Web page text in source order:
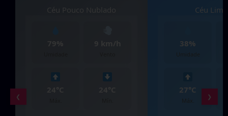
❮
Céu Pouco Nublado
79%
Céu
38%
Umidade
27°C
Máx. ❯